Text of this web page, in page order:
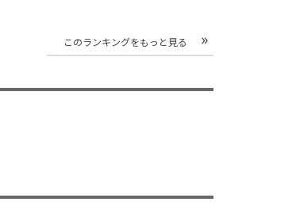
このランキングをもっと見る